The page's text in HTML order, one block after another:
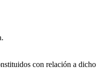
con relación a dicho